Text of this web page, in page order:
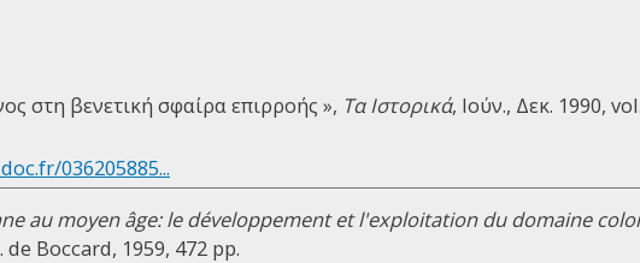
στη βενετική σφαίρα επιρροής », Τα Ιστορικά, Ιούν., Δεκ. 1990,
036205885...
au moyen âge: le développement et l'exploitation du domaine
de Boccard, 1959, 472 pp.